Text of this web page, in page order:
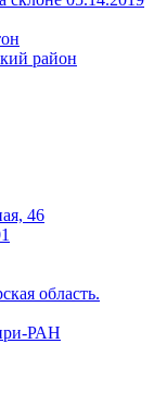
район
46
область.
РАН